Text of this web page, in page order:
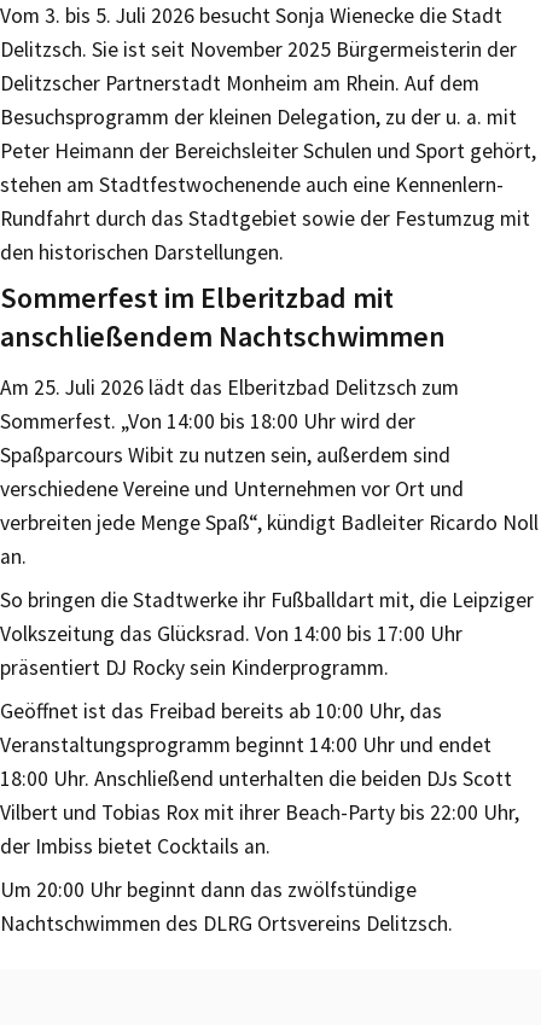
Vom 3. bis 5. Juli 2026 besucht Sonja Wienecke die Stadt
Delitzsch. Sie ist seit November 2025 Bürgermeisterin der
Delitzscher Partnerstadt Monheim am Rhein. Auf dem
Besuchsprogramm der kleinen Delegation, zu der u. a. mit
Peter Heimann der Bereichsleiter Schulen und Sport gehört,
stehen am Stadtfestwochenende auch eine Kennenlern-
Rundfahrt durch das Stadtgebiet sowie der Festumzug mit
den historischen Darstellungen.
Sommerfest im Elberitzbad mit
anschließendem Nachtschwimmen
Am 25. Juli 2026 lädt das Elberitzbad Delitzsch zum
Sommerfest. „Von 14:00 bis 18:00 Uhr wird der
Spaßparcours Wibit zu nutzen sein, außerdem sind
verschiedene Vereine und Unternehmen vor Ort und
verbreiten jede Menge Spaß“, kündigt Badleiter Ricardo Noll
an.
So bringen die Stadtwerke ihr Fußballdart mit, die Leipziger
Volkszeitung das Glücksrad. Von 14:00 bis 17:00 Uhr
präsentiert DJ Rocky sein Kinderprogramm.
Geöffnet ist das Freibad bereits ab 10:00 Uhr, das
Veranstaltungsprogramm beginnt 14:00 Uhr und endet
18:00 Uhr. Anschließend unterhalten die beiden DJs Scott
Vilbert und Tobias Rox mit ihrer Beach-Party bis 22:00 Uhr,
der Imbiss bietet Cocktails an.
Um 20:00 Uhr beginnt dann das zwölfstündige
Nachtschwimmen des DLRG Ortsvereins Delitzsch.